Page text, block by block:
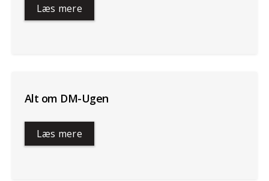
Læs mere
Alt om DM-Ugen
Læs mere